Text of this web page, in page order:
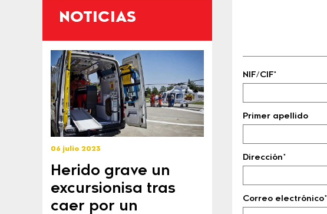
NOTICIAS
06 julio 2023
Herido grave un
excursionisa tras
caer por un
NIF/CIF*
Primer apellido
Dirección*
Correo electrónico*